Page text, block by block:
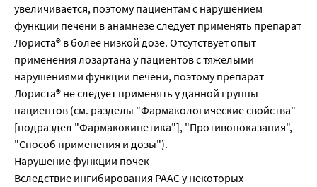
увеличивается, поэтому пациентам с нарушением
функции печени в анамнезе следует применять препарат
Лориста® в более низкой дозе. Отсутствует опыт
применения лозартана у пациентов с тяжелыми
нарушениями функции печени, поэтому препарат
Лориста® не следует применять у данной группы
пациентов (см. разделы "Фармакологические свойства"
[подраздел "Фармакокинетика"], "Противопоказания",
"Способ применения и дозы").
Нарушение функции почек
Вследствие ингибирования РААС у некоторых